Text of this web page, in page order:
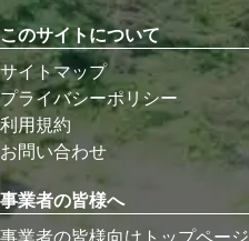
このサイトについて
サイトマップ
プライバシーポリシー
利用規約
お問い合わせ
事業者の皆様へ